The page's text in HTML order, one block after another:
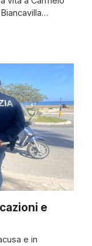
l’uomo
c’è […]
e
e in